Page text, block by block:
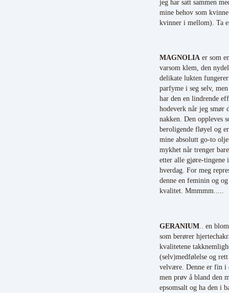
jeg har satt sammen
mine behov som
kvinner i mellom). Ta
MAGNOLIAer som
varsom klem, den
delikate lukten
parfyme i seg selv,
har den en lindrende
hodeverk når jeg smør
nakken. Den oppleves
beroligende fløyel og
mine absolutt go-to
mykhet når trenger
etter alle gjøre-tingene
hverdag. For meg
denne en feminin og
kvalitet. Mmmmm.....
GERANIUM.. en
som berører
kvalitetene
(selv)medfølelse og
velvære. Denne er fin i
men prøv å bland den
epsomsalt og ha den i